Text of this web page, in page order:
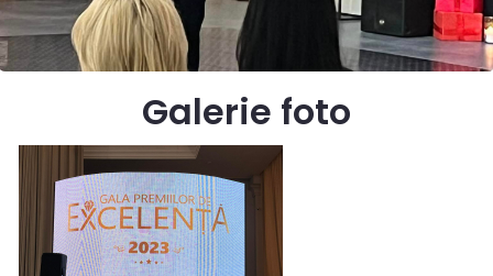
Galerie foto